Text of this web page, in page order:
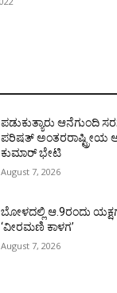
ಪಡುಕುತ್ಯಾರು ಆನೆಗುಂದಿ
ಪರಿಷತ್ ಅಂತರರಾಷ್ಟ್ರೀಯ
ಕುಮಾರ್ ಭೇಟಿ
August 7, 2026
ಬೋಳದಲ್ಲಿ ಆ.9ರಂದು
‘ವೀರಮಣಿ ಕಾಳಗ’
August 7, 2026